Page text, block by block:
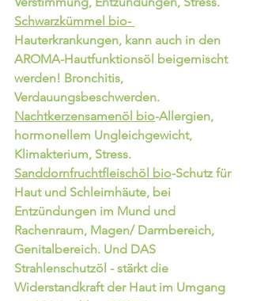
Schwarzkümmel bio-
Hauterkrankungen, kann auch in den
AROMA-Hautfunktionsöl beigemischt
werden! Bronchitis,
Verdauungsbeschwerden.
Nachtkerzensamenöl bio-Allergien,
hormonellem Ungleichgewicht,
Klimakterium, Stress.
Sanddornfruchtfleischöl bio-Schutz für
Haut und Schleimhäute, bei
Entzündungen im Mund und
Rachenraum, Magen/ Darmbereich,
Genitalbereich. Und DAS
Strahlenschutzöl - stärkt die
Widerstandkraft der Haut im Umgang